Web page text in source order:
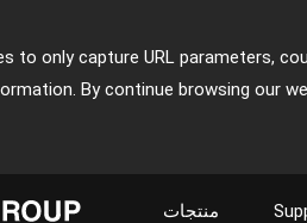
to only capture URL parameters,
By continue browsing our
منتجات